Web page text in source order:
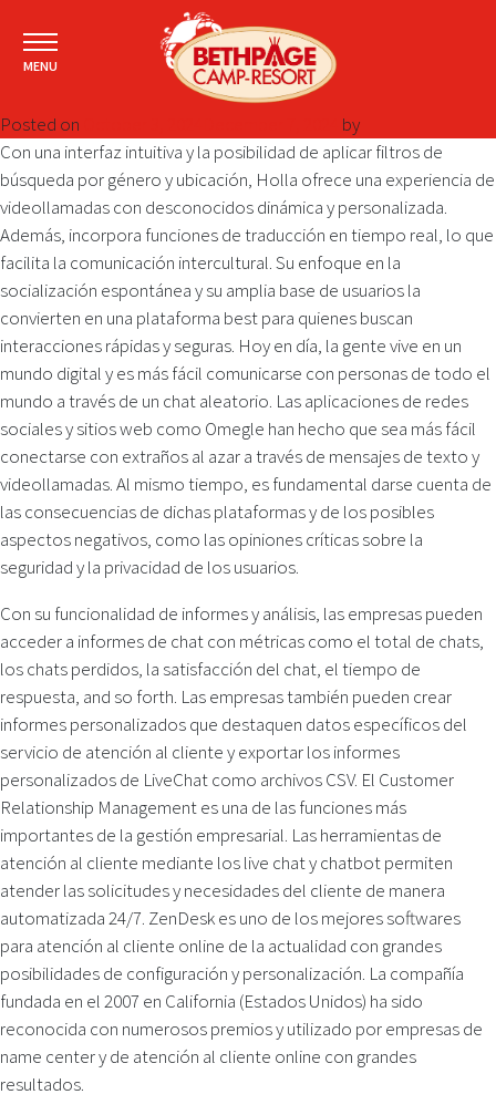
MENU
Posted on
by
Con una interfaz intuitiva y la posibilidad de aplicar filtros de
búsqueda por género y ubicación, Holla ofrece una experiencia de
videollamadas con desconocidos dinámica y personalizada.
Además, incorpora funciones de traducción en tiempo real, lo que
facilita la comunicación intercultural. Su enfoque en la
socialización espontánea y su amplia base de usuarios la
convierten en una plataforma best para quienes buscan
interacciones rápidas y seguras. Hoy en día, la gente vive en un
mundo digital y es más fácil comunicarse con personas de todo el
mundo a través de un chat aleatorio. Las aplicaciones de redes
sociales y sitios web como Omegle han hecho que sea más fácil
conectarse con extraños al azar a través de mensajes de texto y
videollamadas. Al mismo tiempo, es fundamental darse cuenta de
las consecuencias de dichas plataformas y de los posibles
aspectos negativos, como las opiniones críticas sobre la
seguridad y la privacidad de los usuarios.
Con su funcionalidad de informes y análisis, las empresas pueden
acceder a informes de chat con métricas como el total de chats,
los chats perdidos, la satisfacción del chat, el tiempo de
respuesta, and so forth. Las empresas también pueden crear
informes personalizados que destaquen datos específicos del
servicio de atención al cliente y exportar los informes
personalizados de LiveChat como archivos CSV. El Customer
Relationship Management es una de las funciones más
importantes de la gestión empresarial. Las herramientas de
atención al cliente mediante los live chat y chatbot permiten
atender las solicitudes y necesidades del cliente de manera
automatizada 24/7. ZenDesk es uno de los mejores softwares
para atención al cliente online de la actualidad con grandes
posibilidades de configuración y personalización. La compañía
fundada en el 2007 en California (Estados Unidos) ha sido
reconocida con numerosos premios y utilizado por empresas de
name center y de atención al cliente online con grandes
resultados.